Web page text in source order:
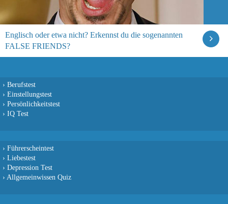
Englisch oder etwa nicht? Erkennst du die sogenannten
FALSE FRIENDS?
› Berufstest
› Einstellungstest
› Persönlichkeitstest
› IQ Test
› Führerscheintest
› Liebestest
› Depression Test
› Allgemeinwissen Quiz